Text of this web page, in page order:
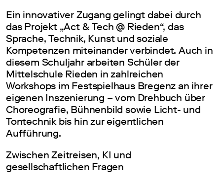
Ein innovativer Zugang gelingt dabei durch
das Projekt „Act & Tech @ Rieden“, das
Sprache, Technik, Kunst und soziale
Kompetenzen miteinander verbindet. Auch in
diesem Schuljahr arbeiten Schüler der
Mittelschule Rieden in zahlreichen
Workshops im Festspielhaus Bregenz an ihrer
eigenen Inszenierung – vom Drehbuch über
Choreografie, Bühnenbild sowie Licht- und
Tontechnik bis hin zur eigentlichen
Aufführung.
Zwischen Zeitreisen, KI und
gesellschaftlichen Fragen